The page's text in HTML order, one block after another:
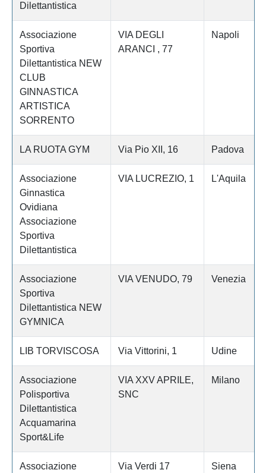
Dilettantistica
Associazione
Sportiva
Dilettantistica NEW
CLUB
GINNASTICA
ARTISTICA
SORRENTO
VIA DEGLI
ARANCI , 77
Napoli
LA RUOTA GYM Via Pio XII, 16 Padova
Associazione
Ginnastica
Ovidiana
Associazione
Sportiva
Dilettantistica
VIA LUCREZIO, 1 L'Aquila
Associazione
Sportiva
Dilettantistica NEW
GYMNICA
VIA VENUDO, 79 Venezia
LIB TORVISCOSA Via Vittorini, 1 Udine
Associazione
Polisportiva
Dilettantistica
Acquamarina
Sport&Life
VIA XXV APRILE,
SNC
Milano
Associazione
Via Verdi 17 Siena